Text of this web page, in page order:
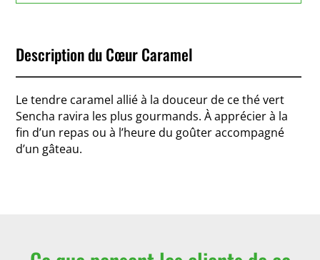
Description du Cœur Caramel
Le tendre caramel allié à la douceur de ce thé vert
Sencha ravira les plus gourmands. À apprécier à la
fin d’un repas ou à l’heure du goûter accompagné
d’un gâteau.